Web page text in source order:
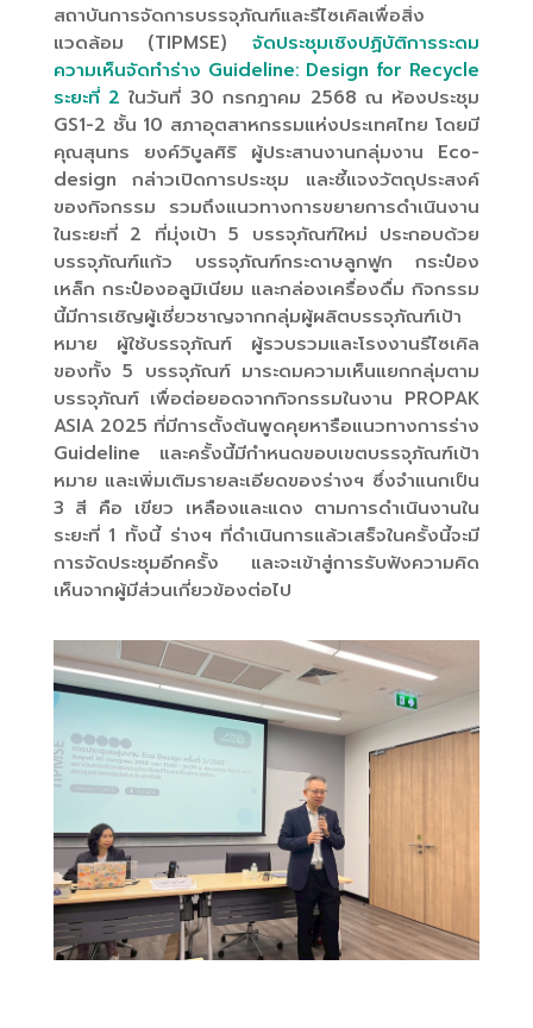
สถาบันการจัดการบรรจุภัณฑ์และรีไซเคิลเพื่อสิ่ง
แวดล้อม (TIPMSE)จัดประชุมเชิงปฏิบัติการระดม
ความเห็นจัดทำร่าง Guideline: Design for Recycle
ระยะที่ 2 ในวันที่ 30 กรกฎาคม 2568 ณ ห้องประชุม
GS1-2 ชั้น 10 สภาอุตสาหกรรมแห่งประเทศไทย โดยมี
คุณสุนทร ยงค์วิบูลศิริ ผู้ประสานงานกลุ่มงาน Eco-
design กล่าวเปิดการประชุม และชี้แจงวัตถุประสงค์
ของกิจกรรม รวมถึงแนวทางการขยายการดำเนินงาน
ในระยะที่ 2 ที่มุ่งเป้า 5 บรรจุภัณฑ์ใหม่ ประกอบด้วย
บรรจุภัณฑ์แก้ว บรรจุภัณฑ์กระดาษลูกฟูก กระป๋อง
เหล็ก กระป๋องอลูมิเนียม และกล่องเครื่องดื่ม กิจกรรม
นี้มีการเชิญผู้เชี่ยวชาญจากกลุ่มผู้ผลิตบรรจุภัณฑ์เป้า
หมาย ผู้ใช้บรรจุภัณฑ์ ผู้รวบรวมและโรงงานรีไซเคิล
ของทั้ง 5 บรรจุภัณฑ์ มาระดมความเห็นแยกกลุ่มตาม
บรรจุภัณฑ์ เพื่อต่อยอดจากกิจกรรมในงาน PROPAK
ASIA 2025 ที่มีการตั้งต้นพูดคุยหารือแนวทางการร่าง
Guideline และครั้งนี้มีกำหนดขอบเขตบรรจุภัณฑ์เป้า
หมาย และเพิ่มเติมรายละเอียดของร่างฯ ซึ่งจำแนกเป็น
3 สี คือ เขียว เหลืองและแดง ตามการดำเนินงานใน
ระยะที่ 1 ทั้งนี้ ร่างฯ ที่ดำเนินการแล้วเสร็จในครั้งนี้จะมี
การจัดประชุมอีกครั้ง และจะเข้าสู่การรับฟังความคิด
เห็นจากผู้มีส่วนเกี่ยวข้องต่อไป